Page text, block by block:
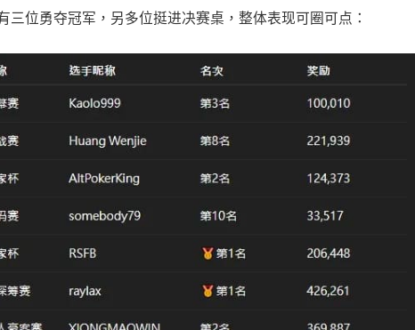
位勇夺冠军，另多位挺进决赛桌，整体表现可圈可点：